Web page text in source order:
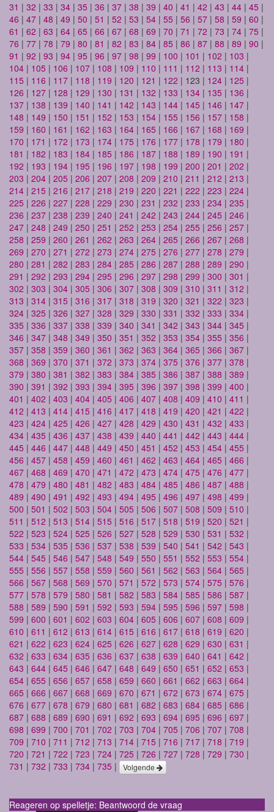
31 | 32 | 33 | 34 | 35 | 36 | 37 | 38 | 39 | 40 | 41 | 42 | 43 | 44 | 45 |
46 | 47 | 48 | 49 | 50 | 51 | 52 | 53 | 54 | 55 | 56 | 57 | 58 | 59 | 60 |
61 | 62 | 63 | 64 | 65 | 66 | 67 | 68 | 69 | 70 | 71 | 72 | 73 | 74 | 75 |
76 | 77 | 78 | 79 | 80 | 81 | 82 | 83 | 84 | 85 | 86 | 87 | 88 | 89 | 90 |
91 | 92 | 93 | 94 | 95 | 96 | 97 | 98 | 99 | 100 | 101 | 102 | 103 |
104 | 105 | 106 | 107 | 108 | 109 | 110 | 111 | 112 | 113 | 114 |
115 | 116 | 117 | 118 | 119 | 120 | 121 | 122 | 123 | 124 | 125 |
126 | 127 | 128 | 129 | 130 | 131 | 132 | 133 | 134 | 135 | 136 |
137 | 138 | 139 | 140 | 141 | 142 | 143 | 144 | 145 | 146 | 147 |
148 | 149 | 150 | 151 | 152 | 153 | 154 | 155 | 156 | 157 | 158 |
159 | 160 | 161 | 162 | 163 | 164 | 165 | 166 | 167 | 168 | 169 |
170 | 171 | 172 | 173 | 174 | 175 | 176 | 177 | 178 | 179 | 180 |
181 | 182 | 183 | 184 | 185 | 186 | 187 | 188 | 189 | 190 | 191 |
192 | 193 | 194 | 195 | 196 | 197 | 198 | 199 | 200 | 201 | 202 |
203 | 204 | 205 | 206 | 207 | 208 | 209 | 210 | 211 | 212 | 213 |
214 | 215 | 216 | 217 | 218 | 219 | 220 | 221 | 222 | 223 | 224 |
225 | 226 | 227 | 228 | 229 | 230 | 231 | 232 | 233 | 234 | 235 |
236 | 237 | 238 | 239 | 240 | 241 | 242 | 243 | 244 | 245 | 246 |
247 | 248 | 249 | 250 | 251 | 252 | 253 | 254 | 255 | 256 | 257 |
258 | 259 | 260 | 261 | 262 | 263 | 264 | 265 | 266 | 267 | 268 |
269 | 270 | 271 | 272 | 273 | 274 | 275 | 276 | 277 | 278 | 279 |
280 | 281 | 282 | 283 | 284 | 285 | 286 | 287 | 288 | 289 | 290 |
291 | 292 | 293 | 294 | 295 | 296 | 297 | 298 | 299 | 300 | 301 |
302 | 303 | 304 | 305 | 306 | 307 | 308 | 309 | 310 | 311 | 312 |
313 | 314 | 315 | 316 | 317 | 318 | 319 | 320 | 321 | 322 | 323 |
324 | 325 | 326 | 327 | 328 | 329 | 330 | 331 | 332 | 333 | 334 |
335 | 336 | 337 | 338 | 339 | 340 | 341 | 342 | 343 | 344 | 345 |
346 | 347 | 348 | 349 | 350 | 351 | 352 | 353 | 354 | 355 | 356 |
357 | 358 | 359 | 360 | 361 | 362 | 363 | 364 | 365 | 366 | 367 |
368 | 369 | 370 | 371 | 372 | 373 | 374 | 375 | 376 | 377 | 378 |
379 | 380 | 381 | 382 | 383 | 384 | 385 | 386 | 387 | 388 | 389 |
390 | 391 | 392 | 393 | 394 | 395 | 396 | 397 | 398 | 399 | 400 |
401 | 402 | 403 | 404 | 405 | 406 | 407 | 408 | 409 | 410 | 411 |
412 | 413 | 414 | 415 | 416 | 417 | 418 | 419 | 420 | 421 | 422 |
423 | 424 | 425 | 426 | 427 | 428 | 429 | 430 | 431 | 432 | 433 |
434 | 435 | 436 | 437 | 438 | 439 | 440 | 441 | 442 | 443 | 444 |
445 | 446 | 447 | 448 | 449 | 450 | 451 | 452 | 453 | 454 | 455 |
456 | 457 | 458 | 459 | 460 | 461 | 462 | 463 | 464 | 465 | 466 |
467 | 468 | 469 | 470 | 471 | 472 | 473 | 474 | 475 | 476 | 477 |
478 | 479 | 480 | 481 | 482 | 483 | 484 | 485 | 486 | 487 | 488 |
489 | 490 | 491 | 492 | 493 | 494 | 495 | 496 | 497 | 498 | 499 |
500 | 501 | 502 | 503 | 504 | 505 | 506 | 507 | 508 | 509 | 510 |
511 | 512 | 513 | 514 | 515 | 516 | 517 | 518 | 519 | 520 | 521 |
522 | 523 | 524 | 525 | 526 | 527 | 528 | 529 | 530 | 531 | 532 |
533 | 534 | 535 | 536 | 537 | 538 | 539 | 540 | 541 | 542 | 543 |
544 | 545 | 546 | 547 | 548 | 549 | 550 | 551 | 552 | 553 | 554 |
555 | 556 | 557 | 558 | 559 | 560 | 561 | 562 | 563 | 564 | 565 |
566 | 567 | 568 | 569 | 570 | 571 | 572 | 573 | 574 | 575 | 576 |
577 | 578 | 579 | 580 | 581 | 582 | 583 | 584 | 585 | 586 | 587 |
588 | 589 | 590 | 591 | 592 | 593 | 594 | 595 | 596 | 597 | 598 |
599 | 600 | 601 | 602 | 603 | 604 | 605 | 606 | 607 | 608 | 609 |
610 | 611 | 612 | 613 | 614 | 615 | 616 | 617 | 618 | 619 | 620 |
621 | 622 | 623 | 624 | 625 | 626 | 627 | 628 | 629 | 630 | 631 |
632 | 633 | 634 | 635 | 636 | 637 | 638 | 639 | 640 | 641 | 642 |
643 | 644 | 645 | 646 | 647 | 648 | 649 | 650 | 651 | 652 | 653 |
654 | 655 | 656 | 657 | 658 | 659 | 660 | 661 | 662 | 663 | 664 |
665 | 666 | 667 | 668 | 669 | 670 | 671 | 672 | 673 | 674 | 675 |
676 | 677 | 678 | 679 | 680 | 681 | 682 | 683 | 684 | 685 | 686 |
687 | 688 | 689 | 690 | 691 | 692 | 693 | 694 | 695 | 696 | 697 |
698 | 699 | 700 | 701 | 702 | 703 | 704 | 705 | 706 | 707 | 708 |
709 | 710 | 711 | 712 | 713 | 714 | 715 | 716 | 717 | 718 | 719 |
720 | 721 | 722 | 723 | 724 | 725 | 726 | 727 | 728 | 729 | 730 |
731 | 732 | 733 | 734 | 735 | Volgende
Reageren op spelletje: Beantwoord de vraag